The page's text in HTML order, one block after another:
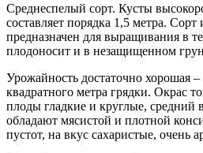
Среднеспелый сорт. Кусты
составляет порядка 1,5 метра. Сорт
предназначен для выращивания в
плодоносит и в незащищенном
Урожайность достаточно хорошая –
квадратного метра грядки. Окрас
плоды гладкие и круглые, средний
обладают мясистой и плотной
пустот, на вкус сахаристые, очень